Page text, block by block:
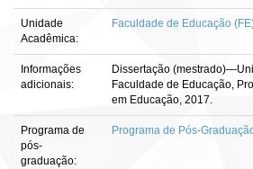
Unidade
Acadêmica:
Faculdade de Educação
Informações
adicionais:
Dissertação
Faculdade de Educação,
em Educação, 2017.
Programa de
pós-
graduação:
Programa de Pós-